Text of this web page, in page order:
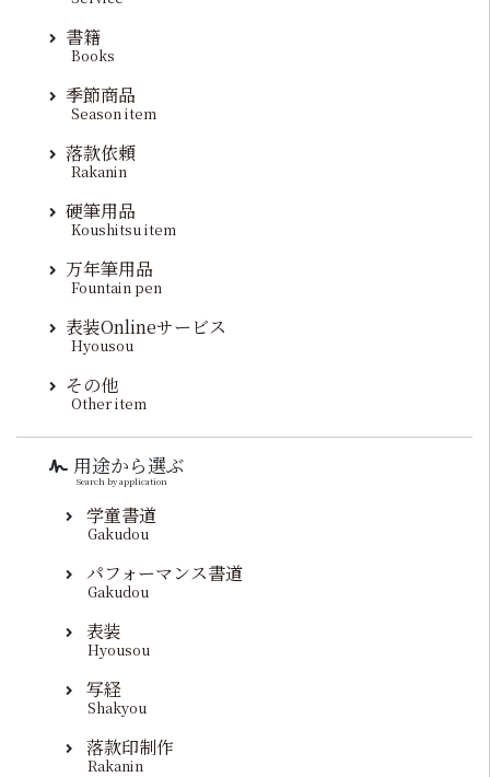
書籍
Books
季節商品
Season item
落款依頼
Rakanin
硬筆用品
Koushitsu item
万年筆用品
Fountain pen
表装Onlineサービス
Hyousou
その他
Other item
用途から選ぶ
Search by application
学童書道
Gakudou
パフォーマンス書道
Gakudou
表装
Hyousou
写経
Shakyou
落款印制作
Rakanin